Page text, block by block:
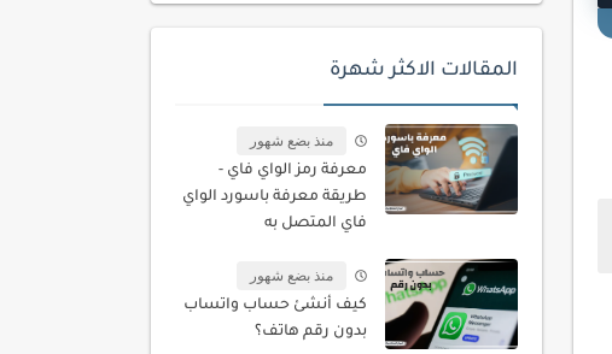
المقالات الاكثر شهرة
منذ بضع شهور
معرفة رمز الواي فاي -
طريقة معرفة باسورد الواي
فاي المتصل به
منذ بضع شهور
كيف أنشئ حساب واتساب
بدون رقم هاتف؟